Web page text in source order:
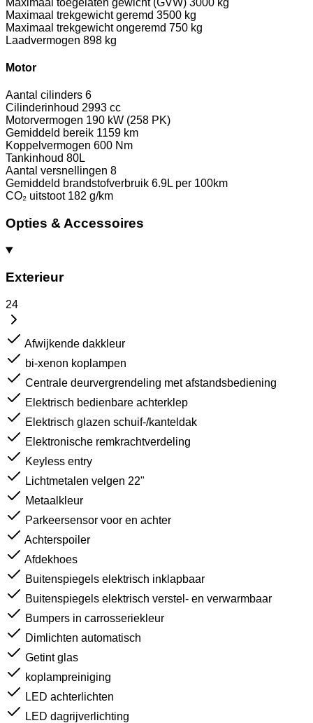
Maximaal trekgewicht geremd 3500 kg
Maximaal trekgewicht ongeremd 750 kg
Laadvermogen 898 kg
Motor
Aantal cilinders 6
Cilinderinhoud 2993 cc
Motorvermogen 190 kW (258 PK)
Gemiddeld bereik 1159 km
Koppelvermogen 600 Nm
Tankinhoud 80L
Aantal versnellingen 8
Gemiddeld brandstofverbruik 6.9L per 100km
CO₂ uitstoot 182 g/km
Opties & Accessoires
Exterieur
24
Afwijkende dakkleur
bi-xenon koplampen
Centrale deurvergrendeling met afstandsbediening
Elektrisch bedienbare achterklep
Elektrisch glazen schuif-/kanteldak
Elektronische remkrachtverdeling
Keyless entry
Lichtmetalen velgen 22"
Metaalkleur
Parkeersensor voor en achter
Achterspoiler
Afdekhoes
Buitenspiegels elektrisch inklapbaar
Buitenspiegels elektrisch verstel- en verwarmbaar
Bumpers in carrosseriekleur
Dimlichten automatisch
Getint glas
koplampreiniging
LED achterlichten
LED dagrijverlichting